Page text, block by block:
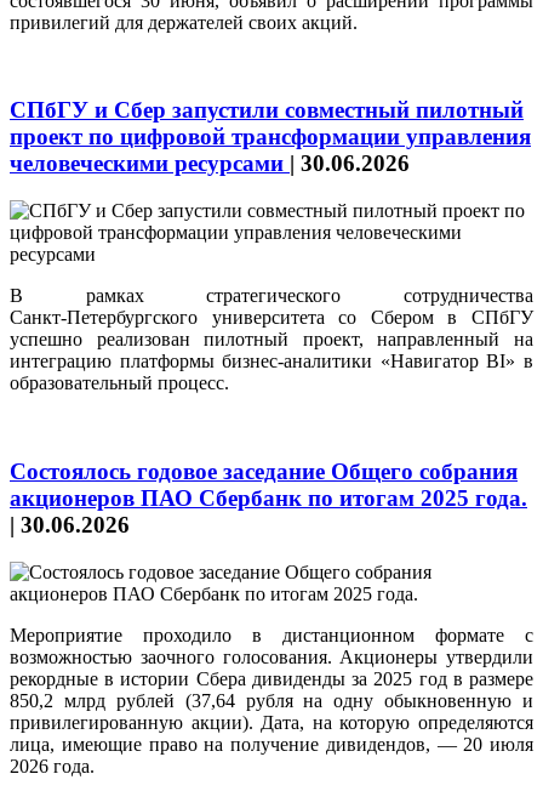
привилегий для держателей своих акций.
СПбГУ и Сбер запустили совместный пилотный
проект по цифровой трансформации управления
человеческими ресурсами | 30.06.2026
В рамках стратегического сотрудничества
Санкт‑Петербургского университета со Сбером в СПбГУ
успешно реализован пилотный проект, направленный на
интеграцию платформы бизнес‑аналитики «Навигатор BI» в
образовательный процесс.
Состоялось годовое заседание Общего собрания
акционеров ПАО Сбербанк по итогам 2025 года.
| 30.06.2026
Мероприятие проходило в дистанционном формате с
возможностью заочного голосования. Акционеры утвердили
рекордные в истории Сбера дивиденды за 2025 год в размере
850,2 млрд рублей (37,64 рубля на одну обыкновенную и
привилегированную акции). Дата, на которую определяются
лица, имеющие право на получение дивидендов, — 20 июля
2026 года.